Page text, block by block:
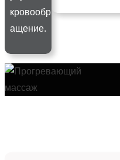
кровообр
ащение.